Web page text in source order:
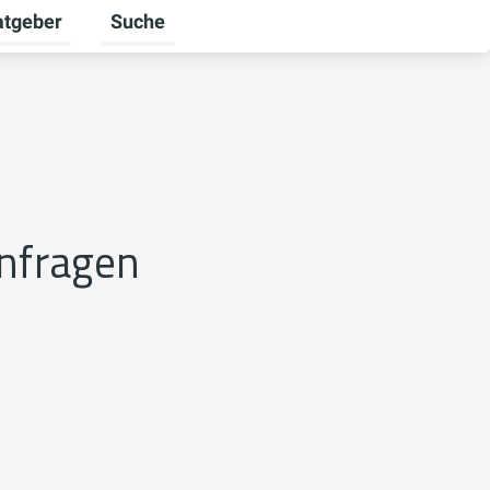
für Unternehmen umschalten
Untermenü für Ratgeber umschalten
Suche